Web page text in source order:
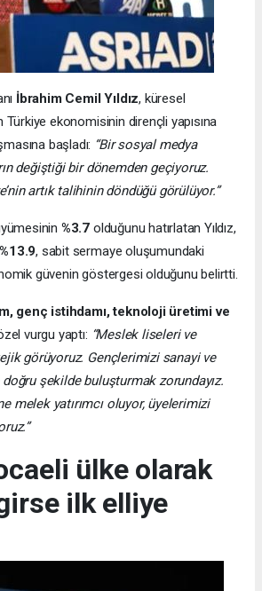
İbrahim Cemil Yıldız, küresel
ekonomisinin dirençli yapısına
başladı: “Bir sosyal medya
değiştiği bir dönemden geçiyoruz.
artık talihinin döndüğü görülüyor.”
%3.7 olduğunu hatırlatan Yıldız,
%13.9, sabit sermaye oluşumundaki
güvenin göstergesi olduğunu belirtti.
genç istihdamı, teknoloji üretimi ve
vurgu yaptı: “Meslek liseleri ve
görüyoruz. Gençlerimizi sanayi ve
şekilde buluşturmak zorundayız.
melek yatırımcı oluyor, üyelerimizi
ülke olarak
ilk elliye